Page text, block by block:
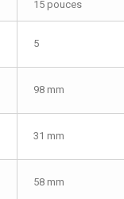
15 pouces
5
98 mm
31 mm
58 mm